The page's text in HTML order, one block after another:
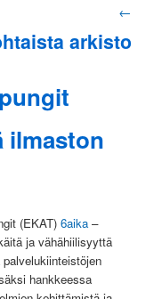
←
arkisto
ilmaston
(EKAT) 6aika–
ja vähähiilisyyttä
hankkeessa